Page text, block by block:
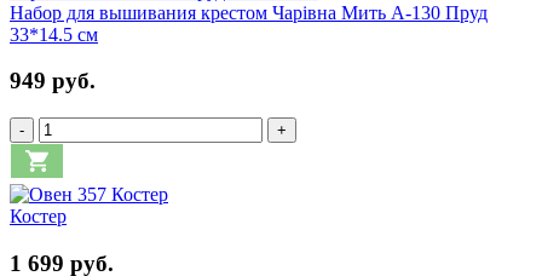
Набор для вышивания крестом Чарівна Мить А-130 Пруд
33*14.5 см
949 руб.
- +
Костер
1 699 руб.